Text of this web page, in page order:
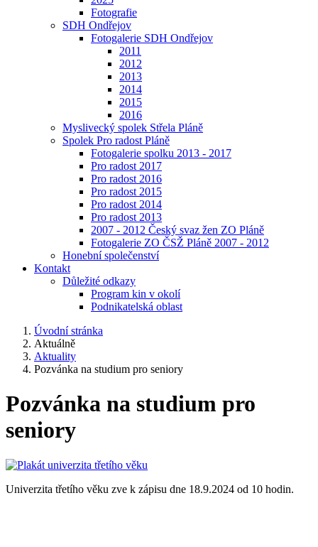
Fotografie
SDH Ondřejov
Fotogalerie SDH Ondřejov
2011
2012
2013
2014
2015
2016
Myslivecký spolek Střela Pláně
Spolek Pro radost Pláně
Fotogalerie spolku 2013 - 2017
Pro radost 2017
Pro radost 2016
Pro radost 2015
Pro radost 2014
Pro radost 2013
2007 - 2012 Český svaz žen ZO Pláně
Fotogalerie ZO ČSŽ Pláně 2007 - 2012
Honební společenství
Kontakt
Důležité odkazy
Program kin v okolí
Podnikatelská oblast
Úvodní stránka
Aktuálně
Aktuality
Pozvánka na studium pro seniory
Pozvánka na studium pro
seniory
Univerzita třetího věku zve k zápisu dne 18.9.2024 od 10 hodin.